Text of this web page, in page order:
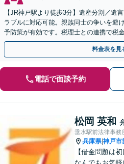
【JR神戸駅より徒歩3分】遺産分割／遺
ラブルに対応可能。親族同士の争いを避
予防策が有効です。税理士との連携で税
【初回のご相談無料】【土日・夜間の受
料金表を見
電話で面談予約
松岡 英和
垂水駅前法律事務
兵庫県|神戸市
【借金問題は
なんでもお気